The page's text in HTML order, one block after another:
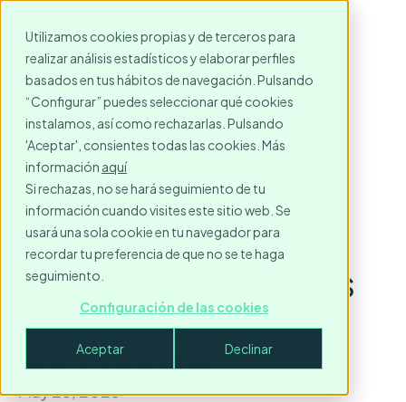
Utilizamos cookies propias y de terceros para
realizar análisis estadísticos y elaborar perfiles
basados en tus hábitos de navegación. Pulsando
“Configurar” puedes seleccionar qué cookies
instalamos, así como rechazarlas. Pulsando
'Aceptar', consientes todas las cookies. Más
información aquí
Si rechazas, no se hará seguimiento de tu
información cuando visites este sitio web. Se
usará una sola cookie en tu navegador para
recordar tu preferencia de que no se te haga
seguimiento.
Configuración de las cookies
Aceptar Declinar
RFP de alojamiento
corporativo: 7 señales
de que tu empresa
necesita una
May 26, 2026